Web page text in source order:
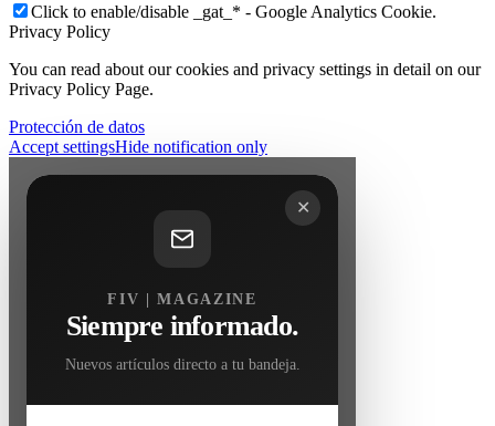
Click to enable/disable _gat_* - Google Analytics Cookie.
Privacy Policy
You can read about our cookies and privacy settings in detail on our
Privacy Policy Page.
Protección de datos
Accept settingsHide notification only
✕
FIV | MAGAZINE
Siempre informado.
Nuevos artículos directo a tu bandeja.